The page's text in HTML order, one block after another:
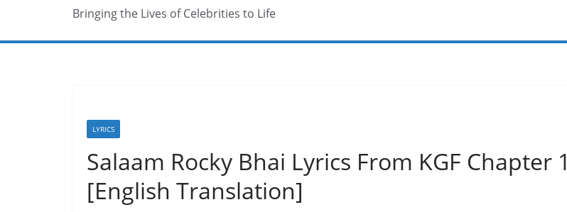
Bringing the Lives of Celebrities to Life
LYRICS
Salaam Rocky Bhai Lyrics From KGF Chapter 1
[English Translation]